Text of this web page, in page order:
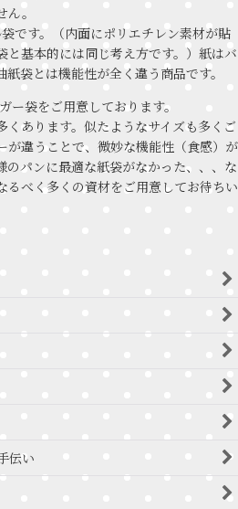
。
です。（内面にポリエチレン素材が貼
と基本的には同じ考え方です。）紙はバ
袋とは機能性が全く違う商品です。
ー袋をご用意しております。
あります。似たようなサイズも多くご
が違うことで、微妙な機能性（食感）が
のパンに最適な紙袋がなかった、、、な
るべく多くの資材をご用意してお待ちい
伝い